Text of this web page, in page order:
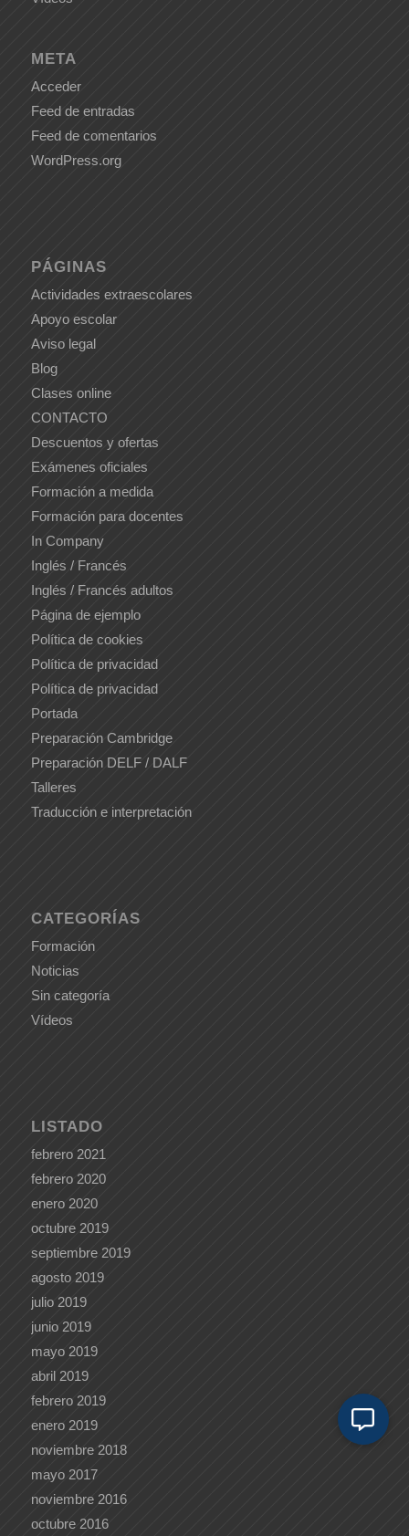
META
Acceder
Feed de entradas
Feed de comentarios
WordPress.org
PÁGINAS
Actividades extraescolares
Apoyo escolar
Aviso legal
Blog
Clases online
CONTACTO
Descuentos y ofertas
Exámenes oficiales
Formación a medida
Formación para docentes
In Company
Inglés / Francés
Inglés / Francés adultos
Página de ejemplo
Política de cookies
Política de privacidad
Política de privacidad
Portada
Preparación Cambridge
Preparación DELF / DALF
Talleres
Traducción e interpretación
CATEGORÍAS
Formación
Noticias
Sin categoría
Vídeos
LISTADO
febrero 2021
febrero 2020
enero 2020
octubre 2019
septiembre 2019
agosto 2019
julio 2019
junio 2019
mayo 2019
abril 2019
febrero 2019
enero 2019
noviembre 2018
mayo 2017
noviembre 2016
octubre 2016